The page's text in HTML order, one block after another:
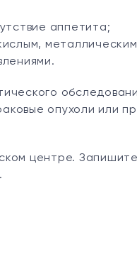
аппетита;
опухоли или
центре.